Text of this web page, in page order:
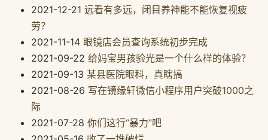
2021-12-21 远看有多远，闭目养神能不能恢复视疲
劳？
2021-11-14 眼镜店会员查询系统初步完成
2021-09-22 给妈宝男孩验光是一个什么样的体验？
2021-09-13 某县医院眼科，真瞎搞
2021-08-26 写在镜缘轩微信小程序用户突破1000之
际
2021-07-28 你们这行“暴力”吧